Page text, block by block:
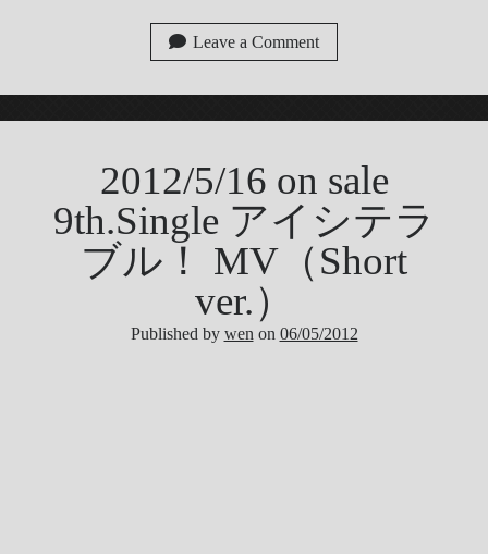
Leave a Comment
2012/5/16 on sale
9th.Single アイシテラ
ブル！ MV（Short
ver.）
Published by wen on 06/05/2012